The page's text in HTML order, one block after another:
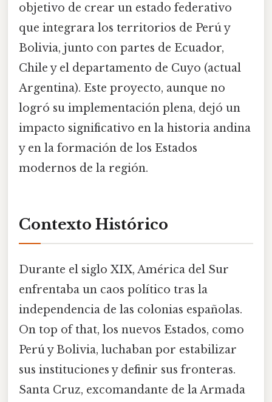
objetivo de crear un estado federativo
que integrara los territorios de Perú y
Bolivia, junto con partes de Ecuador,
Chile y el departamento de Cuyo (actual
Argentina). Este proyecto, aunque no
logró su implementación plena, dejó un
impacto significativo en la historia andina
y en la formación de los Estados
modernos de la región.
Contexto Histórico
Durante el siglo XIX, América del Sur
enfrentaba un caos político tras la
independencia de las colonias españolas.
On top of that, los nuevos Estados, como
Perú y Bolivia, luchaban por estabilizar
sus instituciones y definir sus fronteras.
Santa Cruz, excomandante de la Armada